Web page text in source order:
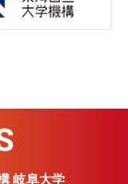
岐阜大学